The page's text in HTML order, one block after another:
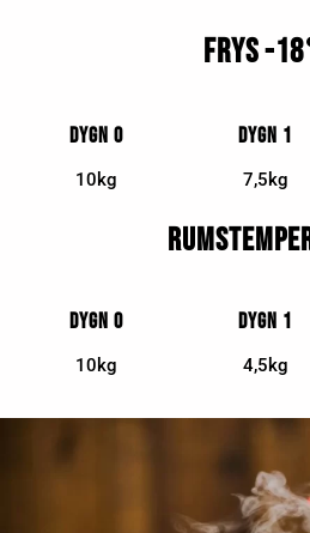
Frys -
Dygn 0
10kg
Dygn 1
7,5kg
Dygn 0
10kg
Dygn 1
4,5kg